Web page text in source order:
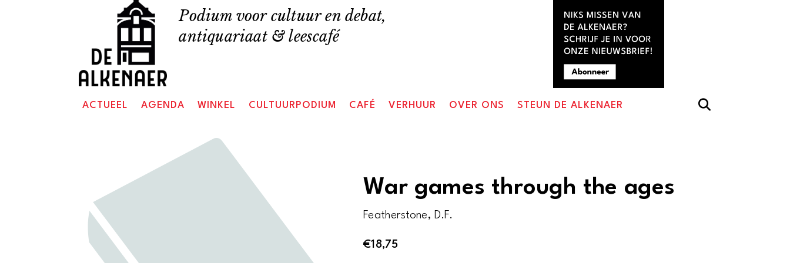
Podium voor cultuur en debat,
antiquariaat & leescafé
ACTUEEL AGENDA WINKEL CULTUURPODIUM CAFÉ VERHUUR OVER ONS STEUN DE ALKENAER
War games through the ages
Featherstone, D.F.
€18,75